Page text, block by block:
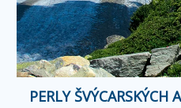
PERLY